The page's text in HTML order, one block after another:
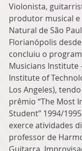
Violonista,
produtor musical
Natural de São
Florianópolis
concluiu o
Musicians Institute
Institute of
Los Angeles),
prêmio “The Most
Student” 1994/
exerce atividades
professor de